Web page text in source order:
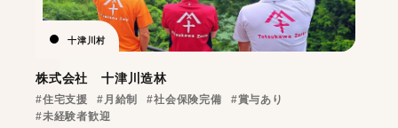
十津川村
株式会社 十津川造林
#住宅支援 #月給制 #社会保険完備
#賞与あり
#未経験者歓迎